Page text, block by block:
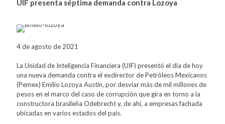
UIF presenta séptima demanda contra Lozoya
4 de agosto de 2021
La Unidad de Inteligencia Financiera (UIF) presentó el día de hoy
una nueva demanda contra el exdirector de Petróleos Mexicanos
(Pemex) Emilio Lozoya Austin, por desviar más de mil millones de
pesos en el marco del caso de corrupción que gira en torno a la
constructora brasileña Odebrecht y, de ahí, a empresas fachada
ubicadas en varios estados del país.